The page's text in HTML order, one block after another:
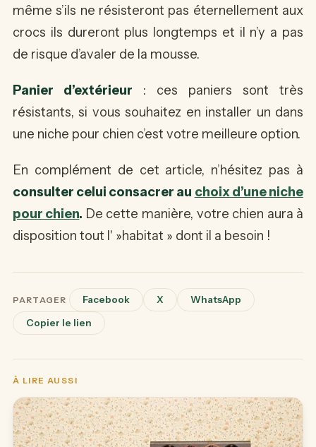
même s’ils ne résisteront pas éternellement aux
crocs ils dureront plus longtemps et il n’y a pas
de risque d’avaler de la mousse.
Panier d’extérieur : ces paniers sont très
résistants, si vous souhaitez en installer un dans
une niche pour chien c’est votre meilleure option.
En complément de cet article, n’hésitez pas à
consulter celui consacrer au choix d’une niche
pour chien. De cette manière, votre chien aura à
disposition tout l' »habitat » dont il a besoin !
PARTAGER Facebook X WhatsApp
Copier le lien
À LIRE AUSSI